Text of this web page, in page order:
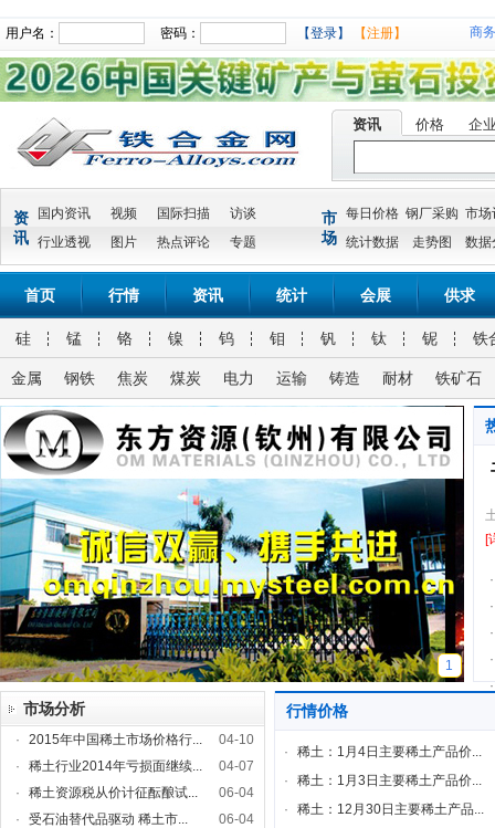
用户名： 密码： 【登录】 【注册】 商
资讯 价格 企
资
讯
国内资讯 视频 国际扫描
访谈
行业透视
图片 热点评论 专题
市
场
每日价格 钢厂采购 市场
统计数据
走势图 数据
首页 行情 资讯 统计 会展 供求
硅 锰 铬 镍 钨 钼 钒 钛 铌 铁
金属 钢铁 焦炭 煤炭 电力 运输 铸造 耐材 铁矿石
1
[
·
·
·
·
·
市场分析
· 2015年中国稀土市场价格行...
04-10
·
稀土行业2014年亏损面继续...
04-07
·
稀土资源税从价计征酝酿试...
06-04
·
受石油替代品驱动 稀土市...
06-04
行情价格
·
稀土：1月4日主要稀土产品价...
·
稀土：1月3日主要稀土产品价...
·
稀土：12月30日主要稀土产品...